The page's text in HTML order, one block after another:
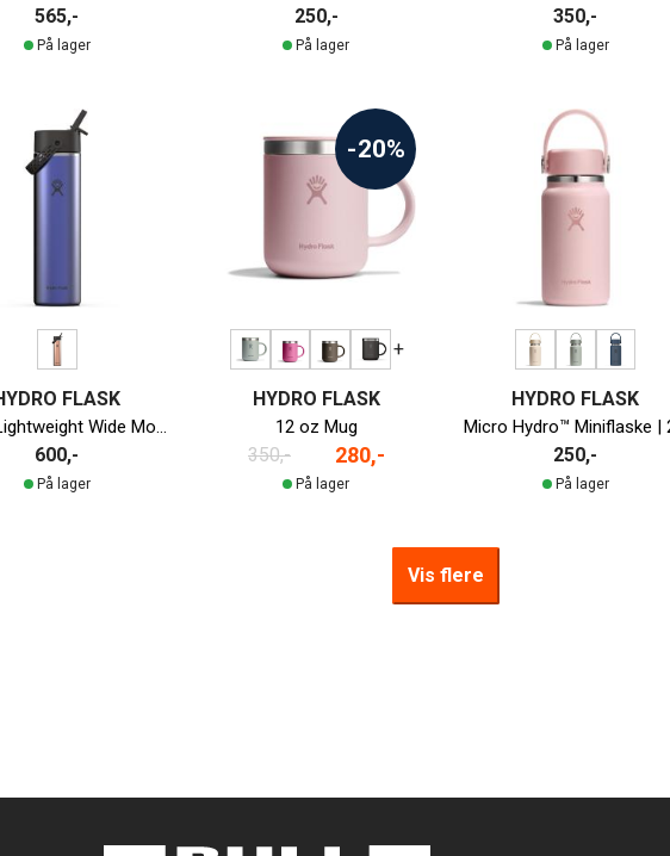
565,-
På lager
250,-
På lager
350,-
På lager
FLASK
24 oz Lightweight Wide Mouth m/Flex Straw Cap
600,-
På lager
-20%
+
HYDRO FLASK
12 oz Mug
350,- 280,-
På lager
HYDRO FLASK
250,-
På lager
Vis flere